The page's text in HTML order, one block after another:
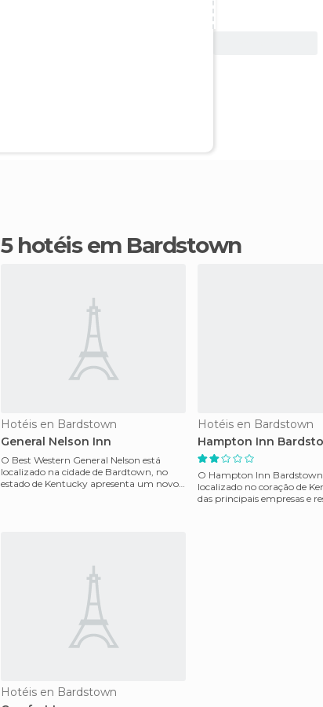
5 hotéis em Bardstown
Hotéis en Bardstown
General Nelson Inn
O Best Western General Nelson está
localizado na cidade de Bardtown, no
estado de Kentucky apresenta um novo
Hotéis en Bardstown
Hampton Inn
O Hampton Inn Bardstown
localizado no coração de
das principais empresas e
Hotéis en Bardstown